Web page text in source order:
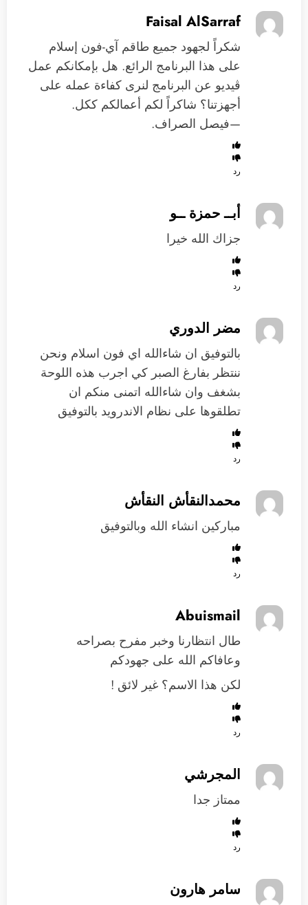
Faisal AlSarraf
شكراً لجهود جميع طاقم آي-فون إسلام
على هذا البرنامج الرائع. هل بإمكانكم عمل
ڤيديو عن البرنامج لنرى كفاءة عمله على
أجهزتنا؟ شاكراً لكم أعمالكم ككل.
—فيصل الصراف.
رد
أبــ حمزة ــو
جزاك الله خيرا
رد
مضر الدوري
بالتوفيق ان شاءالله اي فون اسلام ونحن
ننتظر بفارغ الصبر كي اجرب هذه اللوحة
بشغف وان شاءالله اتمنى منكم ان
تطلقوها على نظام الاندرويد بالتوفيق
رد
محمدالنقأش النقأش
مباركين انشاء الله وبالتوفيق
رد
Abuismail
طال انتظارنا وخبر مفرح بصراحه
وعافاكم الله على جهودكم
لكن هذا الاسم؟ غير لائق !
رد
المجرشي
ممتاز جدا
رد
سامر هارون